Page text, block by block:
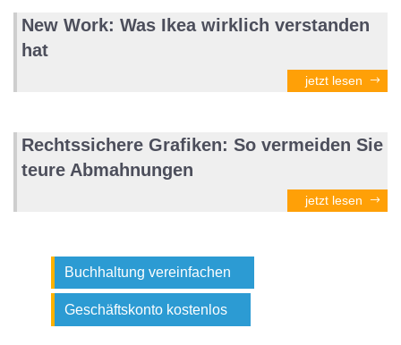
New Work: Was Ikea wirklich verstanden
hat
jetzt lesen
Rechtssichere Grafiken: So vermeiden Sie
teure Abmahnungen
jetzt lesen
Buchhaltung vereinfachen
Geschäftskonto kostenlos